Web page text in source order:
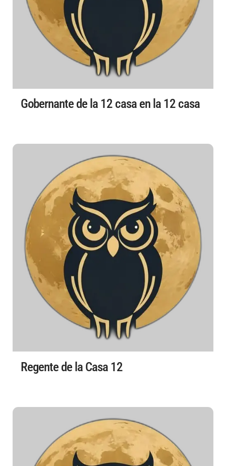
Gobernante de la 12 casa en la 12 casa
Regente de la Casa 12